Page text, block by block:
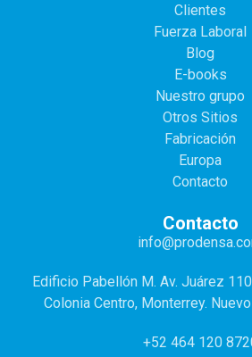
Clientes
Fuerza Laboral
Blog
E-books
Nuestro grupo
Otros Sitios
Fabricación
Europa
Contacto
Contacto
Edificio Pabellón M. Av. Juárez
Colonia Centro, Monterrey.
+52 464 120